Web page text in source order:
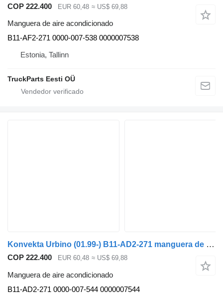
COP 222.400 EUR 60,48 ≈ US$ 69,88
Manguera de aire acondicionado
B11-AF2-271 0000-007-538 0000007538
Estonia, Tallinn
TruckParts Eesti OÜ
Konvekta Urbino (01.99-) B11-AD2-271 manguera de aire acondicionado para Solaris Urbino, Alpino, Vacanza (1999-) autobús
COP 222.400 EUR 60,48 ≈ US$ 69,88
Manguera de aire acondicionado
B11-AD2-271 0000-007-544 0000007544